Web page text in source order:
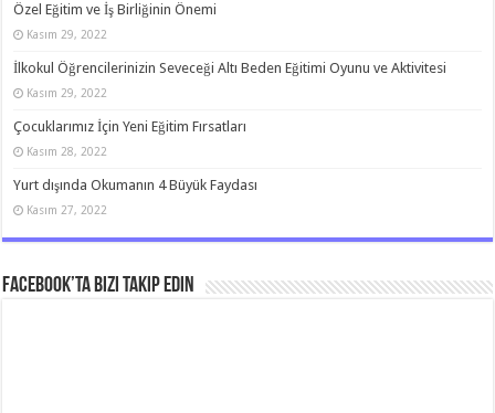
Özel Eğitim ve İş Birliğinin Önemi
Kasım 29, 2022
İlkokul Öğrencilerinizin Seveceği Altı Beden Eğitimi Oyunu ve Aktivitesi
Kasım 29, 2022
Çocuklarımız İçin Yeni Eğitim Fırsatları
Kasım 28, 2022
Yurt dışında Okumanın 4 Büyük Faydası
Kasım 27, 2022
Facebook’ta bizi takip edin